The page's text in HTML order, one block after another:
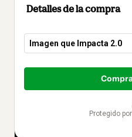
Detalles de la compra
Imagen que Impacta 2.0
Total
397,00 US$
protegido por